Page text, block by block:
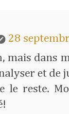
28
mais dans
et de
le reste.